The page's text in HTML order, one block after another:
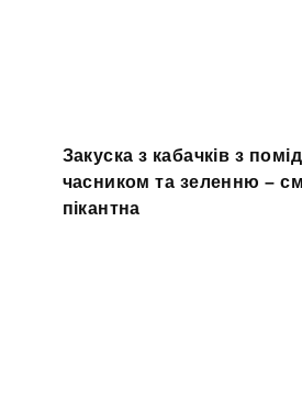
Закуска з кабачків з
часником та зеленню –
пікантна